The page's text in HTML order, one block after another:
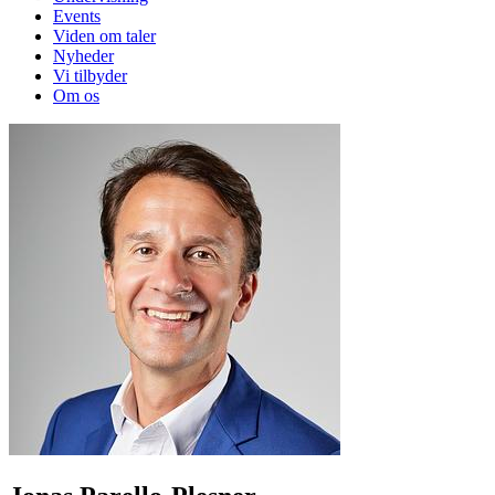
Events
Viden om taler
Nyheder
Vi tilbyder
Om os